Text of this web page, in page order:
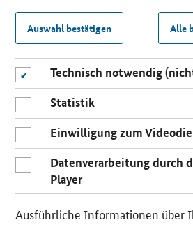
Auswahl bestätigen Alle
Technisch notwendig
Statistik
Einwilligung zum
Datenverarbeitung durch
Player
Ausführliche Informationen über